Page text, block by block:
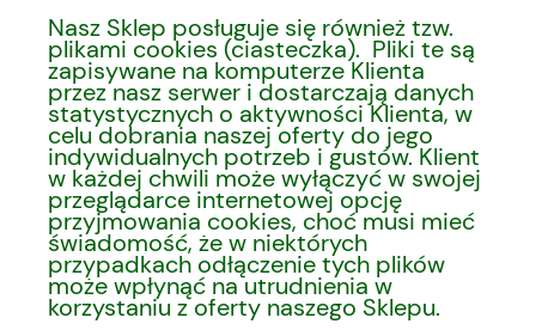
Nasz Sklep posługuje się również tzw.
plikami cookies (ciasteczka). Pliki te są
zapisywane na komputerze Klienta
przez nasz serwer i dostarczają danych
statystycznych o aktywności Klienta, w
celu dobrania naszej oferty do jego
indywidualnych potrzeb i gustów. Klient
w każdej chwili może wyłączyć w swojej
przeglądarce internetowej opcję
przyjmowania cookies, choć musi mieć
świadomość, że w niektórych
przypadkach odłączenie tych plików
może wpłynąć na utrudnienia w
korzystaniu z oferty naszego Sklepu.